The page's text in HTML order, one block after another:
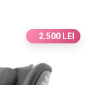
2.500 LEI